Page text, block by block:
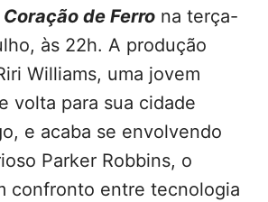
Coração de Ferro na terça-
às 22h. A produção
Williams, uma jovem
volta para sua cidade
e acaba se envolvendo
Parker Robbins, o
confronto entre tecnologia